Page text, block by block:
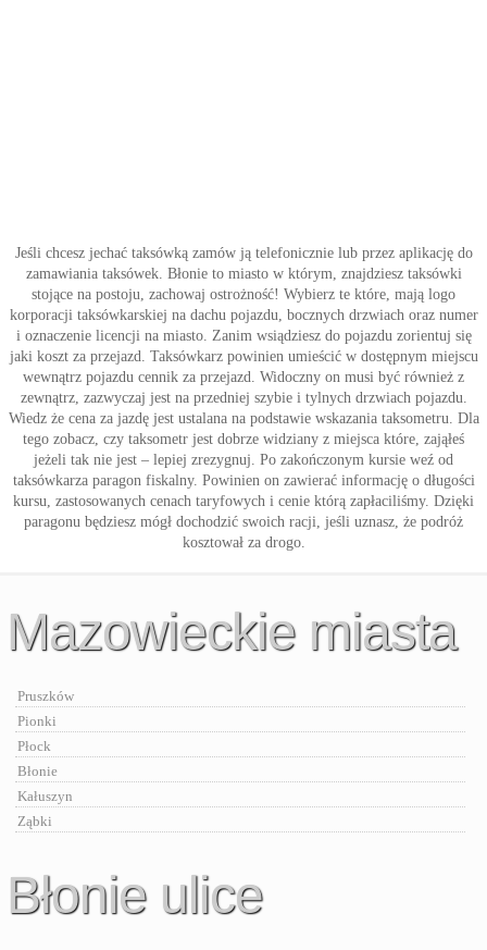
Jeśli chcesz jechać taksówką zamów ją telefonicznie lub przez aplikację do
zamawiania taksówek. Błonie to miasto w którym, znajdziesz taksówki
stojące na postoju, zachowaj ostrożność! Wybierz te które, mają logo
korporacji taksówkarskiej na dachu pojazdu, bocznych drzwiach oraz numer
i oznaczenie licencji na miasto. Zanim wsiądziesz do pojazdu zorientuj się
jaki koszt za przejazd. Taksówkarz powinien umieścić w dostępnym miejscu
wewnątrz pojazdu cennik za przejazd. Widoczny on musi być również z
zewnątrz, zazwyczaj jest na przedniej szybie i tylnych drzwiach pojazdu.
Wiedz że cena za jazdę jest ustalana na podstawie wskazania taksometru. Dla
tego zobacz, czy taksometr jest dobrze widziany z miejsca które, zająłeś
jeżeli tak nie jest – lepiej zrezygnuj. Po zakończonym kursie weź od
taksówkarza paragon fiskalny. Powinien on zawierać informację o długości
kursu, zastosowanych cenach taryfowych i cenie którą zapłaciliśmy. Dzięki
paragonu będziesz mógł dochodzić swoich racji, jeśli uznasz, że podróż
kosztował za drogo.
Mazowieckie miasta
Pruszków
Pionki
Płock
Błonie
Kałuszyn
Ząbki
Błonie ulice